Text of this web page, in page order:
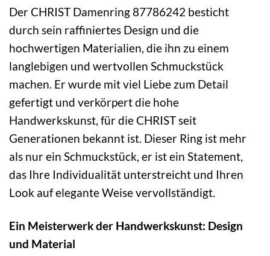
Der CHRIST Damenring 87786242 besticht
durch sein raffiniertes Design und die
hochwertigen Materialien, die ihn zu einem
langlebigen und wertvollen Schmuckstück
machen. Er wurde mit viel Liebe zum Detail
gefertigt und verkörpert die hohe
Handwerkskunst, für die CHRIST seit
Generationen bekannt ist. Dieser Ring ist mehr
als nur ein Schmuckstück, er ist ein Statement,
das Ihre Individualität unterstreicht und Ihren
Look auf elegante Weise vervollständigt.
Ein Meisterwerk der Handwerkskunst: Design
und Material